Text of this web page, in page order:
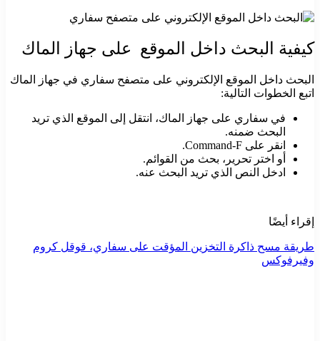
كيفية البحث داخل الموقع على جهاز الماك
البحث داخل الموقع الإلكتروني على متصفح سفاري في جهاز الماك
اتبع الخطوات التالية:
في سفاري على جهاز الماك، انتقل إلى الموقع الذي تريد
البحث ضمنه.
انقر على Command-F.
أو اختر تحرير، بحث من القوائم.
ادخل النص الذي تريد البحث عنه.
إقراء أيضًا
طريقة مسح ذاكرة التخزين المؤقت على سفاري، قوقل كروم
وفيرفوكس